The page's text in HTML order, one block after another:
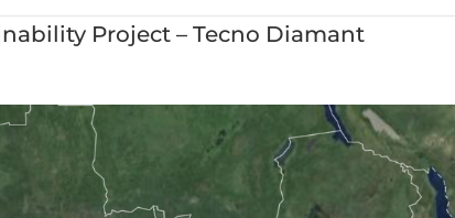
Project – Tecno Diamant